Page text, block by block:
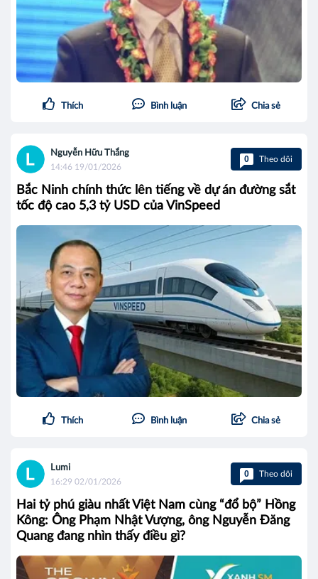
Thích Bình luận Chia sẻ
Nguyễn Hữu Thắng
14:46 19/01/2026
0 Theo dõi
Bắc Ninh chính thức lên tiếng về dự án đường sắt
tốc độ cao 5,3 tỷ USD của VinSpeed
Thích Bình luận Chia sẻ
Lumi
16:29 02/01/2026
0 Theo dõi
Hai tỷ phú giàu nhất Việt Nam cùng “đổ bộ” Hồng
Kông: Ông Phạm Nhật Vượng, ông Nguyễn Đăng
Quang đang nhìn thấy điều gì?